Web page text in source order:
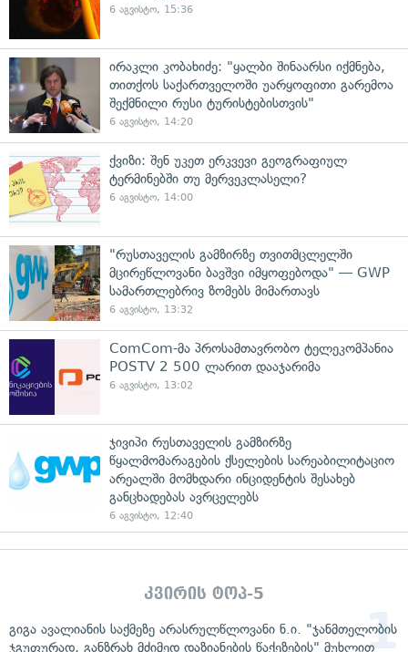
6 აგვისტო, 15:36
ირაკლი კობახიძე: "ყალბი შინაარსი იქმნება,
თითქოს საქართველოში უარყოფითი გარემოა
შექმნილი რუსი ტურისტებისთვის"
6 აგვისტო, 14:20
ქვიზი: შენ უკეთ ერკვევი გეოგრაფიულ
ტერმინებში თუ მერვეკლასელი?
6 აგვისტო, 14:00
"რუსთაველის გამზირზე თვითმცლელში
მცირეწლოვანი ბავშვი იმყოფებოდა" — GWP
სამართლებრივ ზომებს მიმართავს
6 აგვისტო, 13:32
ComCom-მა პროსამთავრობო ტელეკომპანია
POSTV 2 500 ლარით დააჯარიმა
6 აგვისტო, 13:02
ჯივიპი რუსთაველის გამზირზე
წყალმომარაგების ქსელების სარეაბილიტაციო
არეალში მომხდარი ინციდენტის შესახებ
განცხადებას ავრცელებს
6 აგვისტო, 12:40
კვირის ტოპ-5
გიგა ავალიანის საქმეზე არასრულწლოვანი ნ.ი. "ჯანმთელობის
ჯგუფურად, განზრახ მძიმედ დაზიანების წაქეზების" მუხლით